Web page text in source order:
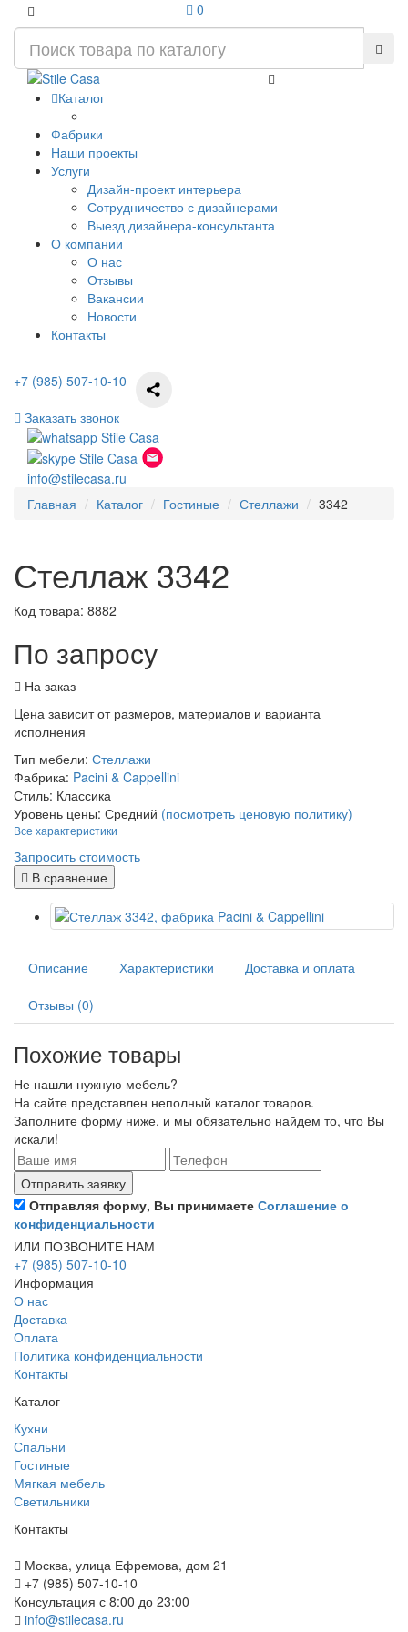
0
Каталог
Фабрики
Наши проекты
Услуги
Дизайн-проект интерьера
Сотрудничество с дизайнерами
Выезд дизайнера-консультанта
О компании
О нас
Отзывы
Вакансии
Новости
Контакты
+7 (985) 507-10-10
Заказать звонок
info@stilecasa.ru
Главная
Каталог Гостиные Стеллажи 3342
Стеллаж 3342
Код товара: 8882
По запросу
На заказ
Цена зависит от размеров, материалов и варианта
исполнения
Тип мебели: Стеллажи
Фабрика: Pacini & Cappellini
Стиль: Классика
Уровень цены: Средний (посмотреть ценовую политику)
Все характеристики
Запросить стоимость
В сравнение
Описание Характеристики Доставка и оплата
Отзывы (0)
Похожие товары
Не нашли нужную мебель?
На сайте представлен неполный каталог товаров.
Заполните форму ниже, и мы обязательно найдем то, что Вы
искали!
Отправляя форму, Вы принимаете Соглашение о
конфиденциальности
ИЛИ ПОЗВОНИТЕ НАМ
+7 (985) 507-10-10
Информация
О нас
Доставка
Оплата
Политика конфиденциальности
Контакты
Каталог
Кухни
Спальни
Гостиные
Мягкая мебель
Светильники
Контакты
Москва, улица Ефремова, дом 21
+7 (985) 507-10-10
Консультация с 8:00 до 23:00
info@stilecasa.ru